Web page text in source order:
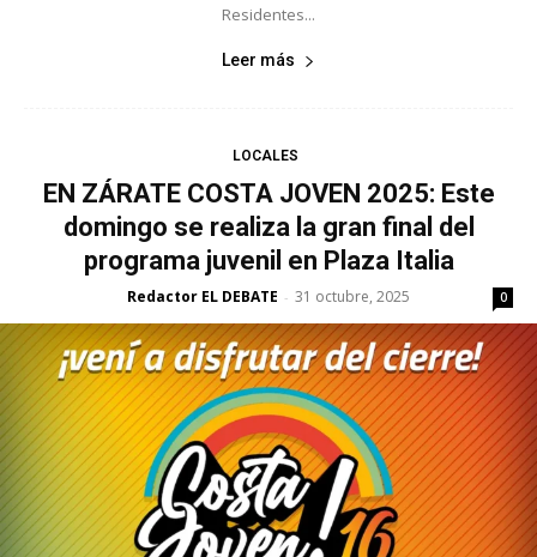
Residentes...
Leer más
LOCALES
EN ZÁRATE COSTA JOVEN 2025: Este
domingo se realiza la gran final del
programa juvenil en Plaza Italia
Redactor EL DEBATE - 31 octubre, 2025 0